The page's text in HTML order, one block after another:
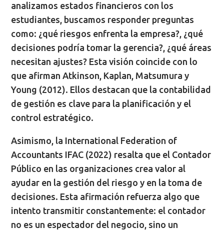
analizamos estados financieros con los
estudiantes, buscamos responder preguntas
como: ¿qué riesgos enfrenta la empresa?, ¿qué
decisiones podría tomar la gerencia?, ¿qué áreas
necesitan ajustes? Esta visión coincide con lo
que afirman Atkinson, Kaplan, Matsumura y
Young (2012). Ellos destacan que la contabilidad
de gestión es clave para la planificación y el
control estratégico.
Asimismo, la International Federation of
Accountants IFAC (2022) resalta que el Contador
Público en las organizaciones crea valor al
ayudar en la gestión del riesgo y en la toma de
decisiones. Esta afirmación refuerza algo que
intento transmitir constantemente: el contador
no es un espectador del negocio, sino un